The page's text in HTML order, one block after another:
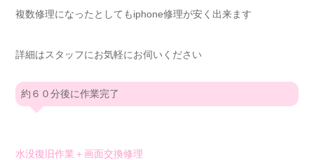
複数修理になったとしてもiphone修理が安く出来ます
詳細はスタッフにお気軽にお伺いください
約６０分後に作業完了
水没復旧作業＋画面交換修理